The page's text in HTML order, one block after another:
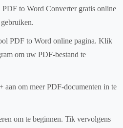
to Word Converter gratis online
PDF to Word online pagina. Klik
om uw PDF-bestand te
aan om meer PDF-documenten in te
om te beginnen. Tik vervolgens